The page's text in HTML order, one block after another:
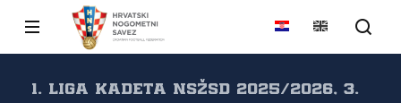
1. liga kadeta NSŽSD 2025/2026, 3.